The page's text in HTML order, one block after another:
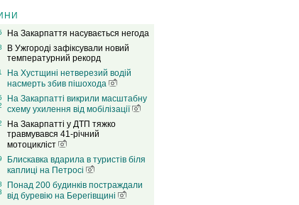
На Закарпаття насувається негода
В Ужгороді зафіксували новий
температурний рекорд
На Хустщині нетверезий водій
насмерть збив пішохода
На Закарпатті викрили масштабну
схему ухилення від мобілізації
На Закарпатті у ДТП тяжко
травмувався 41-річний
мотоцикліст
Блискавка вдарила в туристів біля
каплиці на Петросі
Понад 200 будинків постраждали
від буревію на Берегівщині